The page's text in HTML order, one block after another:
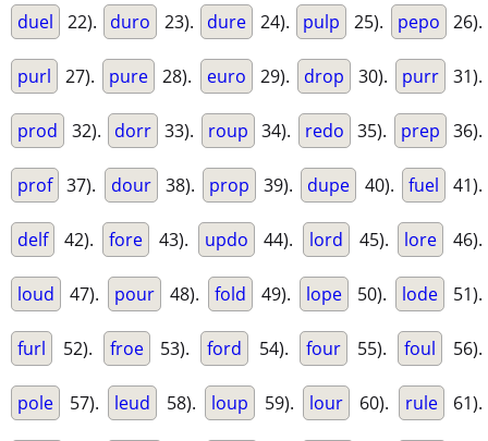
duel 22). duro 23). dure 24). pulp 25). pepo 26).
purl 27). pure 28). euro 29). drop 30). purr 31).
prod 32). dorr 33). roup 34). redo 35). prep 36).
prof 37). dour 38). prop 39). dupe 40). fuel 41).
delf 42). fore 43). updo 44). lord 45). lore 46).
loud 47). pour 48). fold 49). lope 50). lode 51).
furl 52). froe 53). ford 54). four 55). foul 56).
pole 57). leud 58). loup 59). lour 60). rule 61).